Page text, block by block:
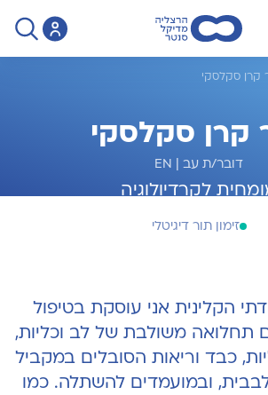
קרן סקלסקי
קרן סקלסקי
דובר/ת עב |
EN
לקרדיולוגיה
זימון תור דיגיטלי
הקלינית אני עוסקת בטיפול
תחלואה משולבת של לב וכליות,
כבד וריאות הסובלים במקביל
ובמועמדים להשתלה. כמו